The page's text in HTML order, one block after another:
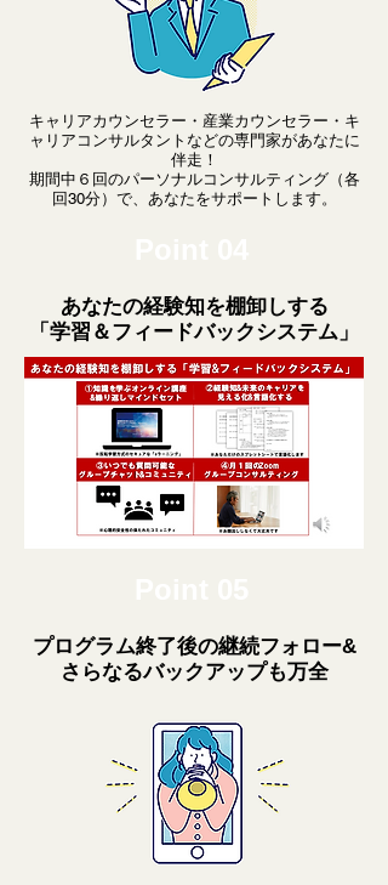
キャリアカウンセラー・産業カウンセラー・キ
ャリアコンサルタントなどの専門家があなたに
伴走！
期間中６回のパーソナルコンサルティング（各
回30分）で、あなたをサポートします。
あなたの経験知を棚卸しする
「学習＆フィードバックシステム」
プログラム終了後の継続フォロー&
さらなるバックアップも万全